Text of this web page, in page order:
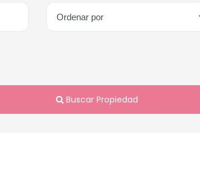
Buscar Propiedad